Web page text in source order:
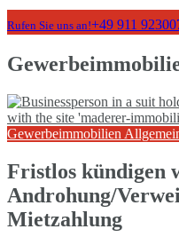
Rufen Sie uns an!+49 911
Gewerbeimmobilien
Fristlos kündigen
Androhung/
Mietzahlung